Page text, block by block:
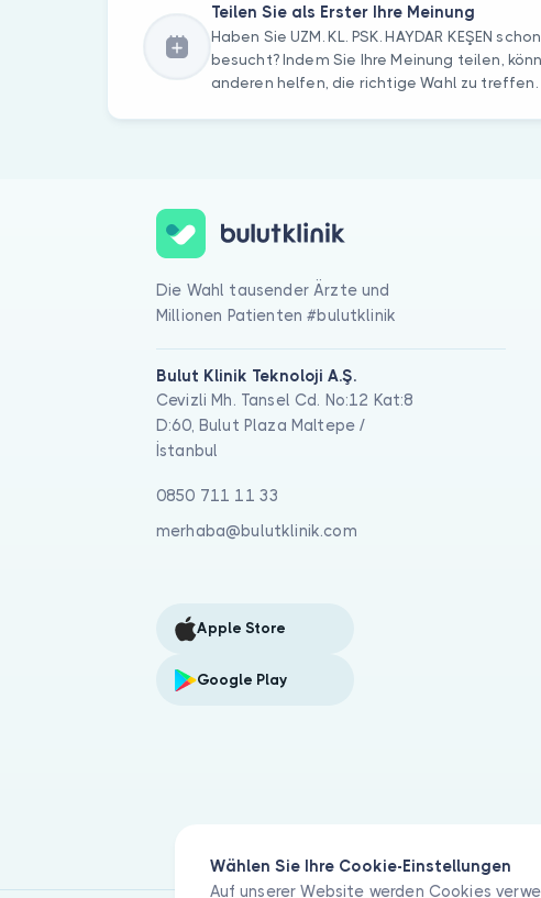
Teilen Sie als Erster Ihre Meinung
Haben Sie UZM. KL. PSK. HAYDAR KEŞEN
besucht? Indem Sie Ihre Meinung teilen,
anderen helfen, die richtige Wahl zu treffen.
Wählen Sie Ihre Cookie-Einstellungen
Auf unserer Website werden Cookies
Die Wahl tausender Ärzte und
Millionen Patienten #bulutklinik
Bulut Klinik Teknoloji A.Ş.
Cevizli Mh. Tansel Cd. No:12 Kat:8
D:60, Bulut Plaza Maltepe /
İstanbul
0850 711 11 33
merhaba@bulutklinik.com
Apple Store
Google Play